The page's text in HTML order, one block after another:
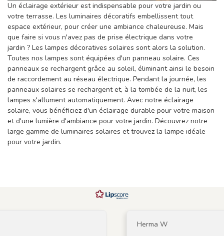
Un éclairage extérieur est indispensable pour votre jardin ou
votre terrasse. Les luminaires décoratifs embellissent tout
espace extérieur, pour créer une ambiance chaleureuse. Mais
que faire si vous n'avez pas de prise électrique dans votre
jardin ? Les lampes décoratives solaires sont alors la solution.
Toutes nos lampes sont équipées d'un panneau solaire. Ces
panneaux se rechargent grâce au soleil, éliminant ainsi le besoin
de raccordement au réseau électrique. Pendant la journée, les
panneaux solaires se rechargent et, à la tombée de la nuit, les
lampes s'allument automatiquement. Avec notre éclairage
solaire, vous bénéficiez d'un éclairage durable pour votre maison
et d'une lumière d'ambiance pour votre jardin. Découvrez notre
large gamme de luminaires solaires et trouvez la lampe idéale
pour votre jardin.
Herma W